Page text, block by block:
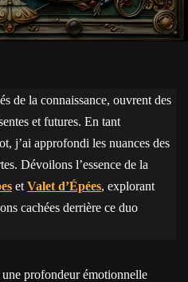
de la connaissance, ouvrent des
et futures. En tant
j’ai approfondi les nuances des
Dévoilons l’essence de la
et Valet d’Épées, explorant
cachées derrière ce duo
profondeur émotionnelle